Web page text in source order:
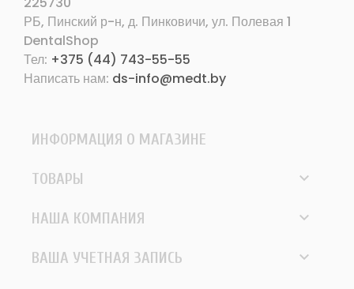
РБ, Пинский р-н, д. Пинковичи, ул. Полевая 1
DentalShop
Тел: +375 (44) 743-55-55
Написать нам: ds-info@medt.by
ИНФОРМАЦИЯ О МАГАЗИНЕ
ТОВАРЫ 
НАША КОМПАНИЯ 
ВАША УЧЕТНАЯ ЗАПИСЬ 